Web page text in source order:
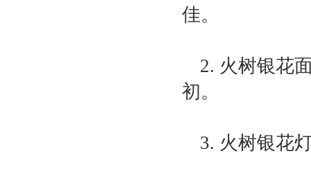
佳。
2. 火树银花
初。
3. 火树银花